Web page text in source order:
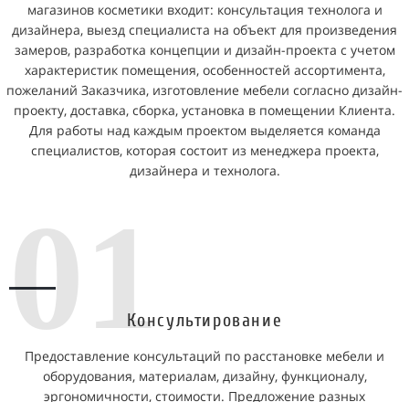
магазинов косметики входит: консультация технолога и
дизайнера, выезд специалиста на объект для произведения
замеров, разработка концепции и дизайн-проекта с учетом
характеристик помещения, особенностей ассортимента,
пожеланий Заказчика, изготовление мебели согласно дизайн-
проекту, доставка, сборка, установка в помещении Клиента.
Для работы над каждым проектом выделяется команда
специалистов, которая состоит из менеджера проекта,
дизайнера и технолога.
01Консультирование
Предоставление консультаций по расстановке мебели и
оборудования, материалам, дизайну, функционалу,
эргономичности, стоимости. Предложение разных